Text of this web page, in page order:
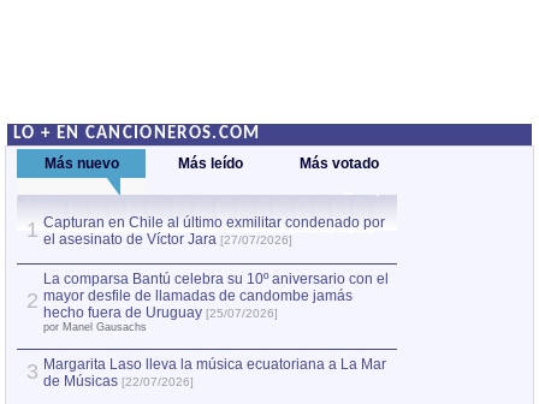
LO + EN CANCIONEROS.COM
Más nuevo Más leído Más votado
1 Capturan en Chile al último exmilitar condenado por
el asesinato de Víctor Jara [27/07/2026]
2
La comparsa Bantú celebra su 10º aniversario con el
mayor desfile de llamadas de candombe jamás
hecho fuera de Uruguay [25/07/2026]
por Manel Gausachs
3 Margarita Laso lleva la música ecuatoriana a La Mar
de Músicas [22/07/2026]